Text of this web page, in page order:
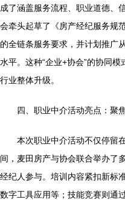
成了涵盖服务流程、职业道德、
会牵头起草了《房产经纪服务规
的全链条服务要求，并计划推广
水平。这种“企业+协会”的协同
行业整体升级。
四、职业中介活动亮点：聚
本次职业中介活动不仅停留
间，麦田房产与协会联合举办了
经纪人参与。培训内容紧扣新标
数字工具应用等；技能竞赛则通